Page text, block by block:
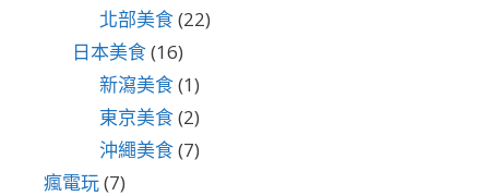
北部美食(22)
日本美食(16)
新瀉美食(1)
東京美食(2)
沖繩美食(7)
瘋電玩(7)